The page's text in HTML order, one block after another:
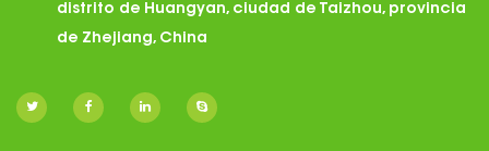
distrito de Huangyan, ciudad de Taizhou, provincia
de Zhejiang, China